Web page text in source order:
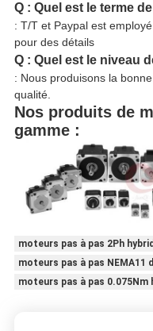
Q : Quel est le terme
: T/T et Paypal est
pour des détails
Q : Quel est le niveau
: Nous produisons la
qualité.
Nos produits de
gamme :
moteurs pas à pas 2Ph
moteurs pas à pas NEMA11
moteurs pas à pas 0.075Nm